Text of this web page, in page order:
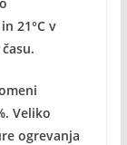
21°C v
Veliko
ogrevanja